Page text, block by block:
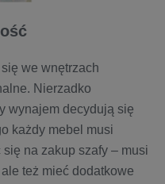
we wnętrzach
Nierzadko
wynajem decydują się
każdy mebel musi
na zakup szafy – musi
też mieć dodatkowe